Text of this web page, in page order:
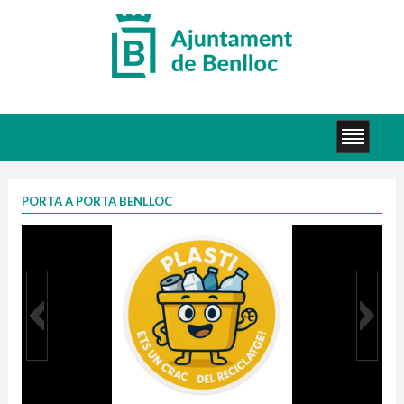
PORTA A PORTA BENLLOC